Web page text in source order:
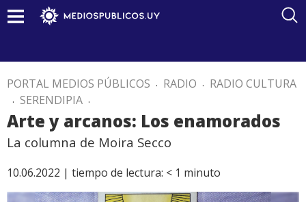
PORTAL MEDIOS PÚBLICOS . RADIO . RADIO CULTURA
. SERENDIPIA .
Arte y arcanos: Los enamorados
La columna de Moira Secco
10.06.2022 | tiempo de lectura: < 1 minuto